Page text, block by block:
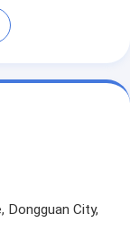
Dongguan City,